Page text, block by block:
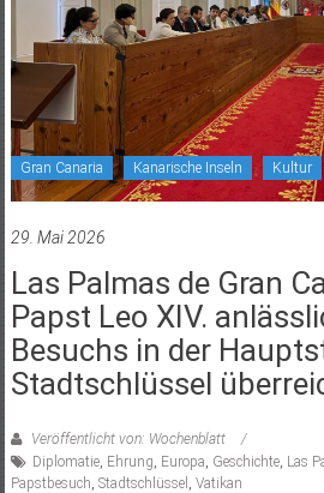
Gran Canaria Kanarische Inseln Kultur
29. Mai 2026
Las Palmas de Gran
Papst Leo XIV.
Besuchs in der
Stadtschlüssel
Veröffentlicht von: Wochenblatt
Diplomatie, Ehrung Europa Geschichte, Las
Papstbesuch Stadtschlüssel Vatikan